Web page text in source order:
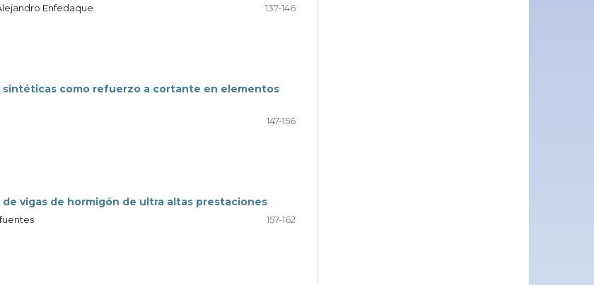
Enfedaque
137-146
sintéticas como refuerzo a cortante en elementos
147-156
vigas de hormigón de ultra altas prestaciones
157-162